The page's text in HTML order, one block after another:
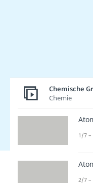
Chemische
Chemie
1/7 –
2/7 –